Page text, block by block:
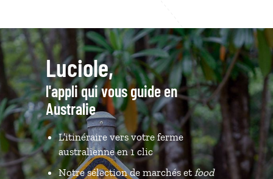
Luciole,
l'appli qui vous guide en
Australie
L’itinéraire vers votre ferme
australienne en 1 clic
Notre sélection de marchés et food